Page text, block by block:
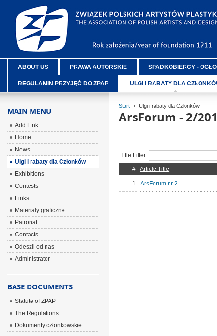
ABOUT US PRAWA AUTORSKIE SPADKOBIERCY -
REGULAMIN PRZYJĘĆ DO ZPAP ULGI i RABATY DLA
Start Ulgi i rabaty dla Członków
ArsForum - 2/
Title Filter
#
Article Title
1 ArsForum nr 2
MAIN MENU
Add Link
Home
News
Ulgi i rabaty dla Członków
Exhibitions
Contests
Links
Materiały graficzne
Patronat
Contacts
Odeszli od nas
Administrator
BASE DOCUMENTS
Statute of ZPAP
The Regulations
Dokumenty członkowskie